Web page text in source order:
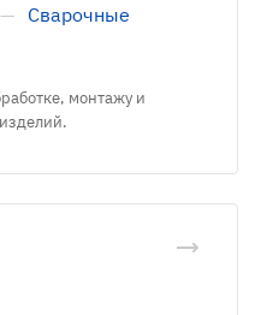
— Сварочные
монтажу и